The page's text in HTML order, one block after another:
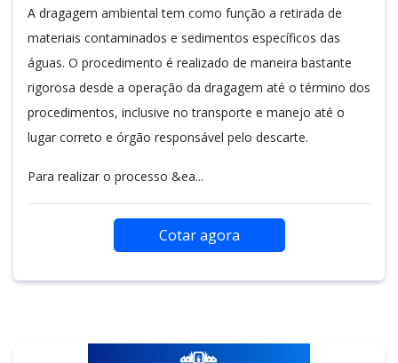
A dragagem ambiental tem como função a retirada de
materiais contaminados e sedimentos específicos das
águas. O procedimento é realizado de maneira bastante
rigorosa desde a operação da dragagem até o término dos
procedimentos, inclusive no transporte e manejo até o
lugar correto e órgão responsável pelo descarte.
Para realizar o processo &ea...
Cotar agora